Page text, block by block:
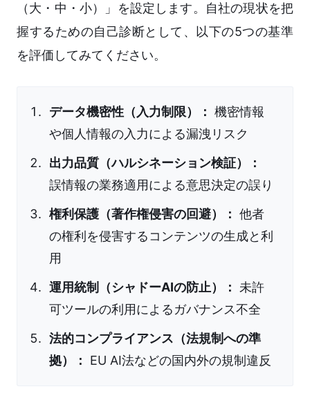
（大・中・小）」を設定します。自社の現状を把
握するための自己診断として、以下の5つの基準
を評価してみてください。
データ機密性（入力制限）： 機密情報
や個人情報の入力による漏洩リスク
出力品質（ハルシネーション検証）：
誤情報の業務適用による意思決定の誤り
権利保護（著作権侵害の回避）： 他者
の権利を侵害するコンテンツの生成と利
用
運用統制（シャドーAIの防止）： 未許
可ツールの利用によるガバナンス不全
法的コンプライアンス（法規制への準
拠）：
EU AI法などの国内外の規制違反